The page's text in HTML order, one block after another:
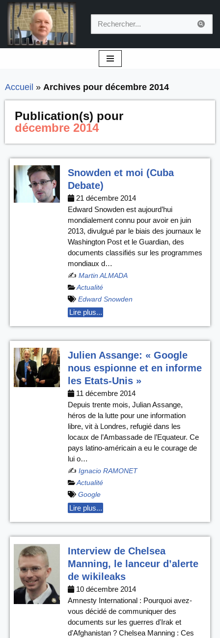
Aller
au
contenu
Accueil » Archives pour décembre 2014
Publication(s) pour
décembre 2014
Snowden et moi (Cuba
Debate)
21 décembre 2014
Edward Snowden est aujourd’hui
mondialement connu pour avoir en juin
2013, divulgué par le biais des journaux le
Washington Post et le Guardian, des
documents classifiés sur les programmes
mondiaux d…
✍️ Martin ALMADA
Actualité
Edward Snowden
Lire plus...
Julien Assange: « Google
nous espionne et en informe
les Etats-Unis »
11 décembre 2014
Depuis trente mois, Julian Assange,
héros de la lutte pour une information
libre, vit à Londres, refugié dans les
locaux de l’Ambassade de l’Equateur. Ce
pays latino-américain a eu le courage de
lui o…
✍️ Ignacio RAMONET
Actualité
Google
Lire plus...
Interview de Chelsea
Manning, le lanceur d’alerte
de wikileaks
10 décembre 2014
Amnesty International : Pourquoi avez-
vous décidé de communiquer des
documents sur les guerres d'Irak et
d'Afghanistan ? Chelsea Manning : Ces